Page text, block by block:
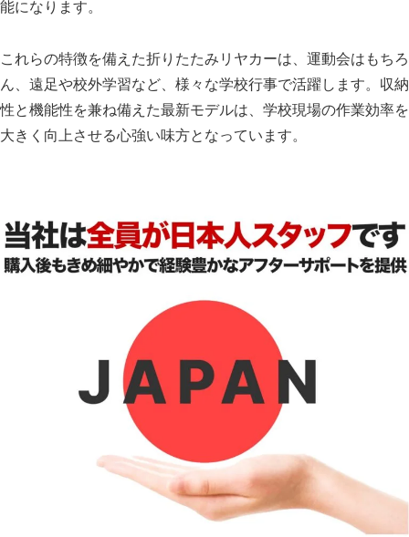
能になります。
これらの特徴を備えた折りたたみリヤカーは、運動会はもちろ
ん、遠足や校外学習など、様々な学校行事で活躍します。収納
性と機能性を兼ね備えた最新モデルは、学校現場の作業効率を
大きく向上させる心強い味方となっています。